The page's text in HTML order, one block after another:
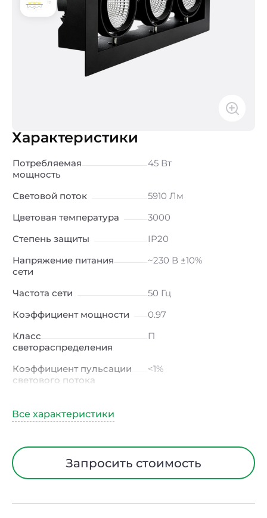
Характеристики
Потребляемая
мощность
45 Вт
Световой поток
5910 Лм
Цветовая температура
3000
Степень защиты
IP20
Напряжение питания
сети
~230 В ±10%
Частота сети
50 Гц
Коэффициент мощности
0.97
Класс
светораспределения
П
Коэффициент пульсации
светового потока
<1%
Тип кривой силы света
/ Г (глубокая)
Угол рассеивания
15° / 23° / 30° / 45° / 60°
Запросить стоимость